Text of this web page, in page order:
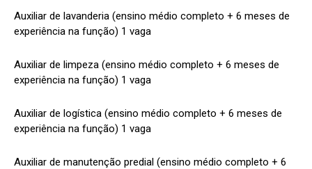
Auxiliar de lavanderia (ensino médio completo + 6 meses de
experiência na função) 1 vaga
Auxiliar de limpeza (ensino médio completo + 6 meses de
experiência na função) 1 vaga
Auxiliar de logística (ensino médio completo + 6 meses de
experiência na função) 1 vaga
Auxiliar de manutenção predial (ensino médio completo + 6